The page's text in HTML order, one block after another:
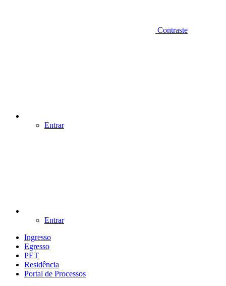
Contraste
Entrar
Entrar
Ingresso
Egresso
PET
Residência
Portal de Processos